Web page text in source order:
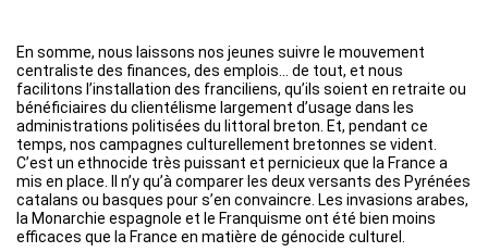
En somme, nous laissons nos jeunes suivre le mouvement
centraliste des finances, des emplois… de tout, et nous
facilitons l’installation des franciliens, qu’ils soient en retraite ou
bénéficiaires du clientélisme largement d’usage dans les
administrations politisées du littoral breton. Et, pendant ce
temps, nos campagnes culturellement bretonnes se vident.
C’est un ethnocide très puissant et pernicieux que la France a
mis en place. Il n’y qu’à comparer les deux versants des Pyrénées
catalans ou basques pour s’en convaincre. Les invasions arabes,
la Monarchie espagnole et le Franquisme ont été bien moins
efficaces que la France en matière de génocide culturel.